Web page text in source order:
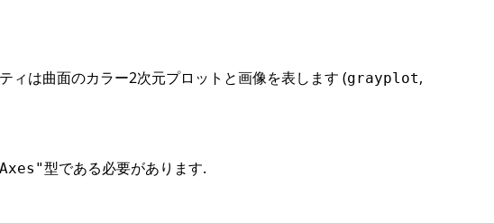
は曲面のカラー2次元プロットと画像を表します (grayplot,
型である必要があります.